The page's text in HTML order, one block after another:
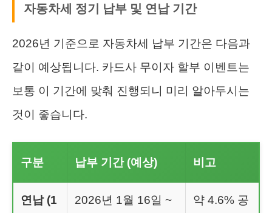
자동차세 정기 납부 및 연납 기간
2026년 기준으로 자동차세 납부 기간은 다음과
같이 예상됩니다. 카드사 무이자 할부 이벤트는
보통 이 기간에 맞춰 진행되니 미리 알아두시는
것이 좋습니다.
구분 납부 기간 (예상) 비고
연납 (1
2026년 1월 16일 ~
약 4.6% 공